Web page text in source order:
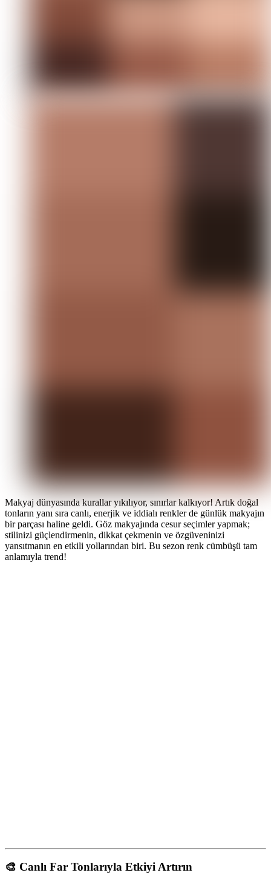
Makyaj dünyasında kurallar yıkılıyor, sınırlar kalkıyor! Artık doğal
tonların yanı sıra canlı, enerjik ve iddialı renkler de günlük makyajın
bir parçası haline geldi. Göz makyajında cesur seçimler yapmak;
stilinizi güçlendirmenin, dikkat çekmenin ve özgüveninizi
yansıtmanın en etkili yollarından biri. Bu sezon renk cümbüşü tam
anlamıyla trend!
🎨 Canlı Far Tonlarıyla Etkiyi Artırın